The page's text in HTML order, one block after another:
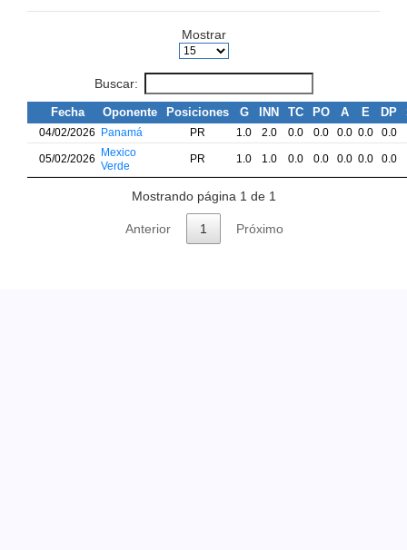
Mostrar
Buscar:
Fecha Oponente Posiciones G INN TC PO A E DP
04/02/2026 Panamá PR 1.0 2.0 0.0 0.0 0.0 0.0 0.0
05/02/2026
Mexico
Verde
PR 1.0 1.0 0.0 0.0 0.0 0.0 0.0
Mostrando página 1 de 1
Anterior 1 Próximo